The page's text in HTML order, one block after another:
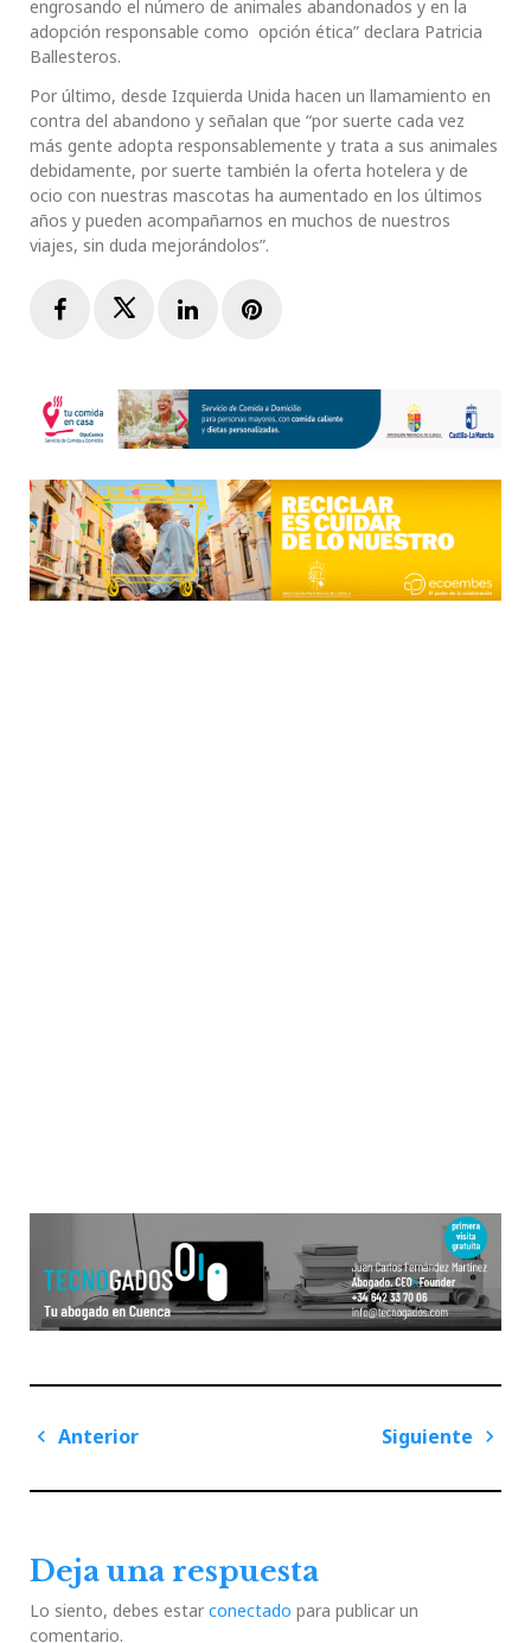
engrosando el número de animales abandonados y en la
adopción responsable como opción ética” declara Patricia
Ballesteros.
Por último, desde Izquierda Unida hacen un llamamiento en
contra del abandono y señalan que “por suerte cada vez
más gente adopta responsablemente y trata a sus animales
debidamente, por suerte también la oferta hotelera y de
ocio con nuestras mascotas ha aumentado en los últimos
años y pueden acompañarnos en muchos de nuestros
viajes, sin duda mejorándolos”.
FacebookTwitterLinkedInPinterest
Navegación
entradas
Anterior
Siguiente
Deja una respuesta
Lo siento, debes estar conectado para publicar un
comentario.